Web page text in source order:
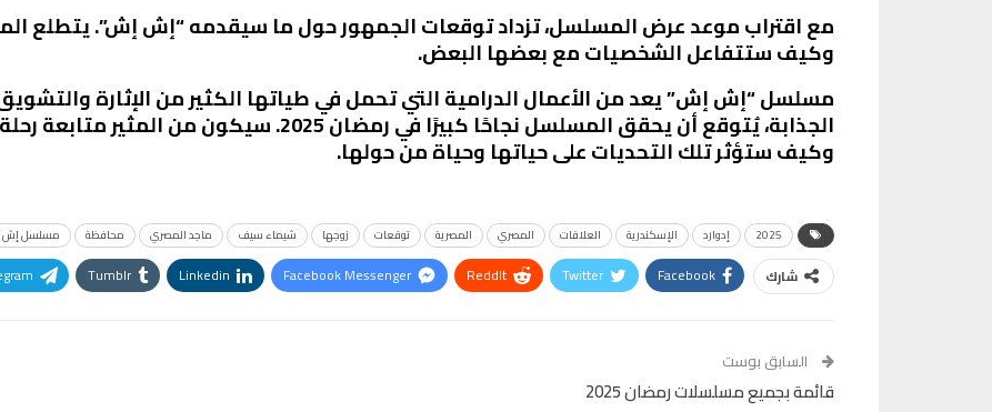
مع اقتراب موعد عرض المسلسل، تزداد توقعات الجمهور حول ما سيقدمه “إش إش”. يتطلع
وكيف ستتفاعل الشخصيات مع بعضها البعض.
مسلسل “إش إش” يعد من الأعمال الدرامية التي تحمل في طياتها الكثير من الإثارة
الجذابة، يُتوقع أن يحقق المسلسل نجاحًا كبيرًا في
وكيف ستؤثر تلك التحديات على حياتها وحياة من حولها.
2025 إدوارد الإسكندرية العلاقات المصري المصرية توقعات زوجها شيماء سيف ماجد المصري محافظة مسلسل
شارك Facebook
Twitter
ReddIt
Facebook Messenger
Linkedin
Tumblr
السابق بوست
قائمة بجميع مسلسلات رمضان 2025